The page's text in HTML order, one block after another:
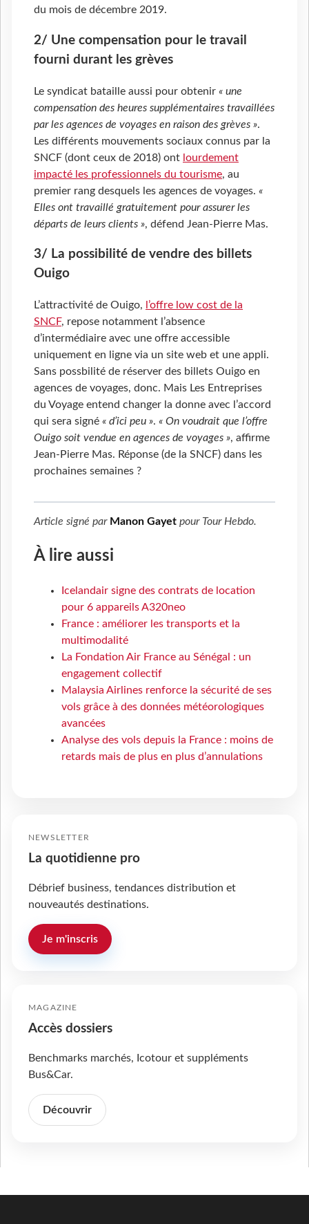
du mois de décembre 2019.
2/ Une compensation pour le travail
fourni durant les grèves
Le syndicat bataille aussi pour obtenir « une
compensation des heures supplémentaires travaillées
par les agences de voyages en raison des grèves ».
Les différents mouvements sociaux connus par la
SNCF (dont ceux de 2018) ont lourdement
impacté les professionnels du tourisme, au
premier rang desquels les agences de voyages. «
Elles ont travaillé gratuitement pour assurer les
départs de leurs clients », défend Jean-Pierre Mas.
3/ La possibilité de vendre des billets
Ouigo
L’attractivité de Ouigo,
l’offre low cost de la
SNCF, repose notamment l’absence
d’intermédiaire avec une offre accessible
uniquement en ligne via un site web et une appli.
Sans possbilité de réserver des billets Ouigo en
agences de voyages, donc. Mais Les Entreprises
du Voyage entend changer la donne avec l’accord
qui sera signé « d’ici peu ». « On voudrait que l’offre
Ouigo soit vendue en agences de voyages », affirme
Jean-Pierre Mas. Réponse (de la SNCF) dans les
prochaines semaines ?
Article signé par Manon Gayet pour Tour Hebdo.
À lire aussi
Icelandair signe des contrats de location
pour 6 appareils A320neo
France : améliorer les transports et la
multimodalité
La Fondation Air France au Sénégal : un
engagement collectif
Malaysia Airlines renforce la sécurité de ses
vols grâce à des données météorologiques
avancées
Analyse des vols depuis la France : moins de
retards mais de plus en plus d’annulations
NEWSLETTER
La quotidienne pro
Débrief business, tendances distribution et
nouveautés destinations.
Je m'inscris
MAGAZINE
Accès dossiers
Benchmarks marchés, Icotour et suppléments
Bus&Car.
Découvrir